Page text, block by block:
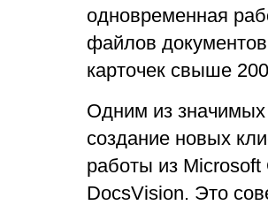
одновременная
файлов
карточек свыше
Одним из
создание новых
работы из Microsoft
DocsVision. Это